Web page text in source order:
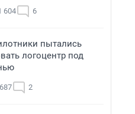
604 6
пытались
логоцентр под
2